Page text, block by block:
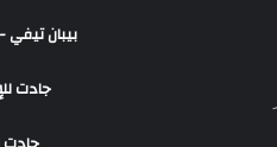
بيبان تيفي - BIBAN TV
جادت